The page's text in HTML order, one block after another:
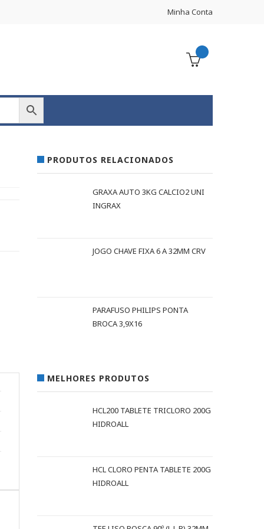
Minha Conta
PRODUTOS RELACIONADOS
GRAXA AUTO 3KG CALCIO2 UNI
INGRAX
JOGO CHAVE FIXA 6 A 32MM CRV
PARAFUSO PHILIPS PONTA
BROCA 3,9X16
MELHORES PRODUTOS
HCL200 TABLETE TRICLORO 200G
HIDROALL
HCL CLORO PENTA TABLETE 200G
HIDROALL